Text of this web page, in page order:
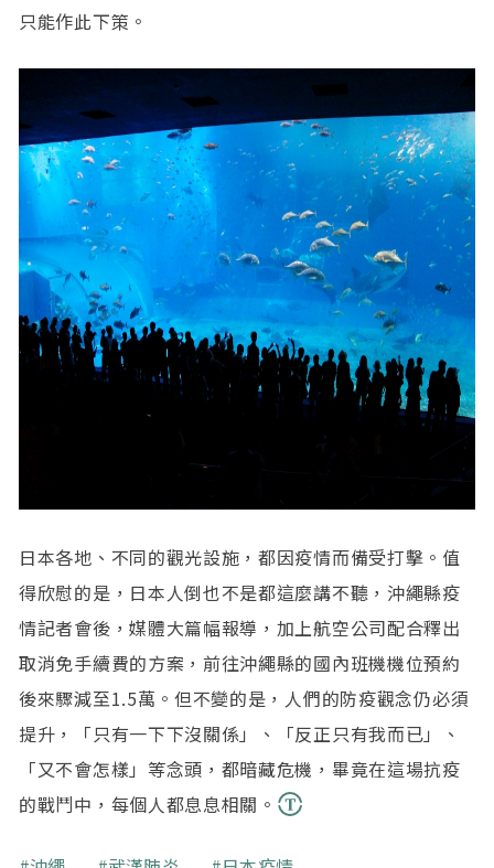
只能作此下策。
日本各地、不同的觀光設施，都因疫情而備受打擊。值
得欣慰的是，日本人倒也不是都這麼講不聽，沖繩縣疫
情記者會後，媒體大篇幅報導，加上航空公司配合釋出
取消免手續費的方案，前往沖繩縣的國內班機機位預約
後來驟減至1.5萬。但不變的是，人們的防疫觀念仍必須
提升，「只有一下下沒關係」、「反正只有我而已」、
「又不會怎樣」等念頭，都暗藏危機，畢竟在這場抗疫
的戰鬥中，每個人都息息相關。